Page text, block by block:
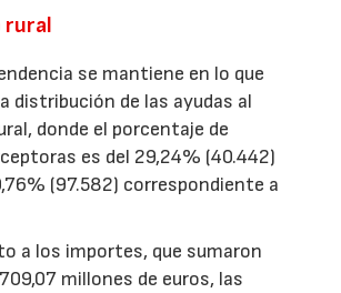
rural
se mantiene en lo que
distribución de las ayudas al
donde el porcentaje de
es del 29,24% (40.442)
(97.582) correspondiente a
a los importes, que sumaron
millones de euros, las